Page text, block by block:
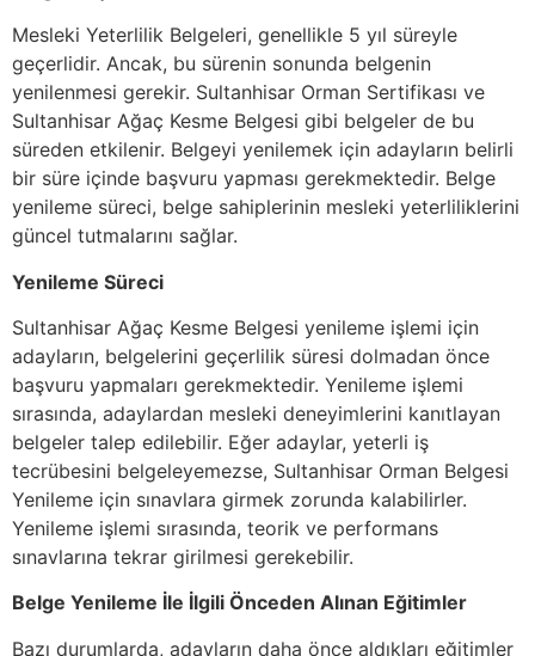
Mesleki Yeterlilik Belgeleri, genellikle 5 yıl süreyle
geçerlidir. Ancak, bu sürenin sonunda belgenin
yenilenmesi gerekir. Sultanhisar Orman Sertifikası ve
Sultanhisar Ağaç Kesme Belgesi gibi belgeler de bu
süreden etkilenir. Belgeyi yenilemek için adayların belirli
bir süre içinde başvuru yapması gerekmektedir. Belge
yenileme süreci, belge sahiplerinin mesleki yeterliliklerini
güncel tutmalarını sağlar.
Yenileme Süreci
Sultanhisar Ağaç Kesme Belgesi yenileme işlemi için
adayların, belgelerini geçerlilik süresi dolmadan önce
başvuru yapmaları gerekmektedir. Yenileme işlemi
sırasında, adaylardan mesleki deneyimlerini kanıtlayan
belgeler talep edilebilir. Eğer adaylar, yeterli iş
tecrübesini belgeleyemezse, Sultanhisar Orman Belgesi
Yenileme için sınavlara girmek zorunda kalabilirler.
Yenileme işlemi sırasında, teorik ve performans
sınavlarına tekrar girilmesi gerekebilir.
Belge Yenileme İle İlgili Önceden Alınan Eğitimler
Bazı durumlarda, adayların daha önce aldıkları eğitimler